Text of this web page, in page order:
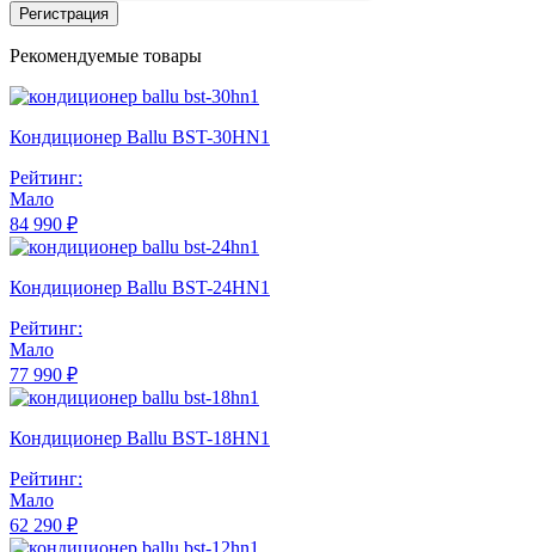
Регистрация
Рекомендуемые товары
Кондиционер Ballu BST-30HN1
Рейтинг:
Мало
84 990 ₽
Кондиционер Ballu BST-24HN1
Рейтинг:
Мало
77 990 ₽
Кондиционер Ballu BST-18HN1
Рейтинг:
Мало
62 290 ₽